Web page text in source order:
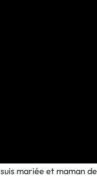
suis mariée et maman